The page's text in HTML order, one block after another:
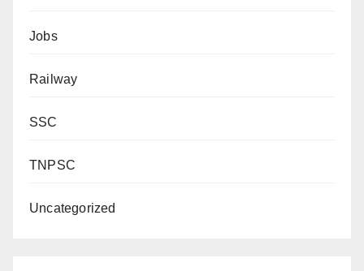
Jobs
Railway
SSC
TNPSC
Uncategorized